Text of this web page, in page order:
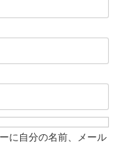
に自分の名前、メール